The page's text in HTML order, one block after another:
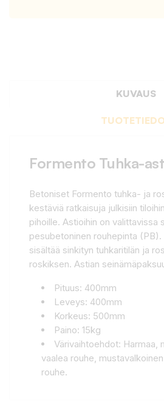
KUVAUS
Formento Tuhka-
Betoniset Formento tuhka- ja
kestäviä ratkaisuja julkisiin
pihoille. Astioihin on valittavissa
pesubetoninen rouhepinta (PB).
sisältää sinkityn tuhkaritilän ja
roskiksen. Astian
Pituus: 400mm
Leveys: 400mm
Korkeus: 500mm
Paino: 15kg
Värivaihtoehdot: Harmaa,
vaalea rouhe,
rouhe.